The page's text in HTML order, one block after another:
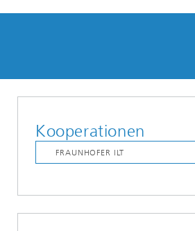
Kooperationen